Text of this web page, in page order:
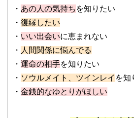
・ あの人の気持ち を知りたい
・ 復縁したい
・ いい出会いに恵まれない
・ 人間関係に悩んでる
・ 運命の相手を知りたい
・ ソウルメイト、ツインレイ を知
・ 金銭的なゆとりがほしい